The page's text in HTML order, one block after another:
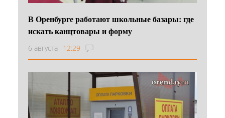
В Оренбурге работают школьные базары: где
искать канцтовары и форму
6 августа 12:29